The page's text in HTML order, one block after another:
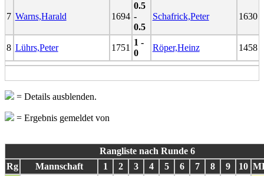
7 Warns,Harald 1694
0.5
-
0.5
Schafrick,Peter 1630
8 Lührs,Peter 1751
1 -
0
Röper,Heinz 1458
= Details ausblenden.
= Ergebnis gemeldet von
Rangliste nach Runde 6
Rg
Mannschaft 1 2 3 4 5 6 7 8 9 10